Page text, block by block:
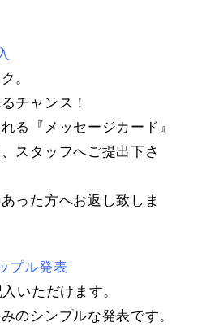
。
チャンス！
る『メッセージカード』
スタッフへご提出下さ
った方へお返し致しま
プル発表
いただけます。
のシンプルな発表です。